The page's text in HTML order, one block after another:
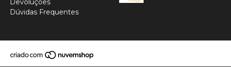
Devoluções
Dúvidas Frequentes